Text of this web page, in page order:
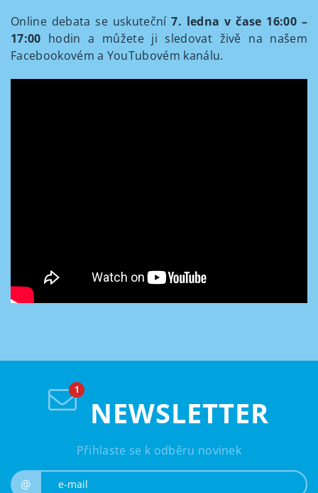
Online debata se uskuteční7. ledna v čase 16:00 –
17:00 hodin a můžete ji sledovat živě na našem
Facebookovém a YouTubovém kanálu.
NEWSLETTER
Přihlaste se k odběru novinek
@